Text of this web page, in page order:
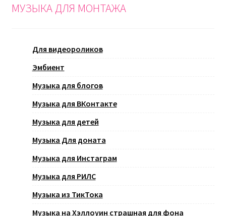
МУЗЫКА ДЛЯ МОНТАЖА
Для видеороликов
Эмбиент
Музыка для блогов
Музыка для ВКонтакте
Музыка для детей
Музыка Для доната
Музыка для Инстаграм
Музыка для РИЛС
Музыка из ТикТока
Музыка на Хэллоуин страшная для фона